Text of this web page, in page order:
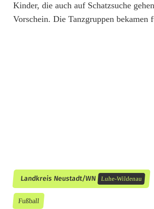
o
d
e
Kinder, die auch auf Schatzsuche
Vorschein. Die Tanzgruppen
Landkreis Neustadt/WN Luhe-Wildenau
Fußball